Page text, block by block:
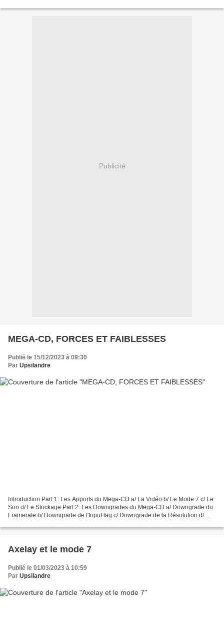
Publicité
MEGA-CD, FORCES ET FAIBLESSES
Publié le 15/12/2023 à 09:30
Par Upsilandre
Introduction Part 1: Les Apports du Mega-CD a/ La Vidéo b/ Le Mode 7 c/ Le
Son d/ Le Stockage Part 2: Les Downgrades du Mega-CD a/ Downgrade du
Framerate b/ Downgrade de l'Input lag c/ Downgrade de la Résolution d/
Axelay et le mode 7
Publié le 01/03/2023 à 10:59
Par Upsilandre